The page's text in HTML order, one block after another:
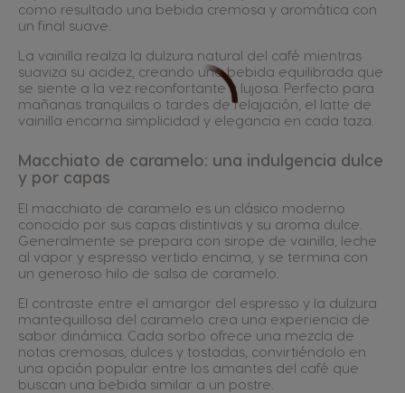
como resultado una bebida cremosa y aromática con
un final suave.
La vainilla realza la dulzura natural del café mientras
suaviza su acidez, creando una bebida equilibrada que
se siente a la vez reconfortante y lujosa. Perfecto para
mañanas tranquilas o tardes de relajación, el latte de
vainilla encarna simplicidad y elegancia en cada taza.
Macchiato de caramelo: una indulgencia dulce
y por capas
El macchiato de caramelo es un clásico moderno
conocido por sus capas distintivas y su aroma dulce.
Generalmente se prepara con sirope de vainilla, leche
al vapor y espresso vertido encima, y se termina con
un generoso hilo de salsa de caramelo.
El contraste entre el amargor del espresso y la dulzura
mantequillosa del caramelo crea una experiencia de
sabor dinámica. Cada sorbo ofrece una mezcla de
notas cremosas, dulces y tostadas, convirtiéndolo en
una opción popular entre los amantes del café que
buscan una bebida similar a un postre.